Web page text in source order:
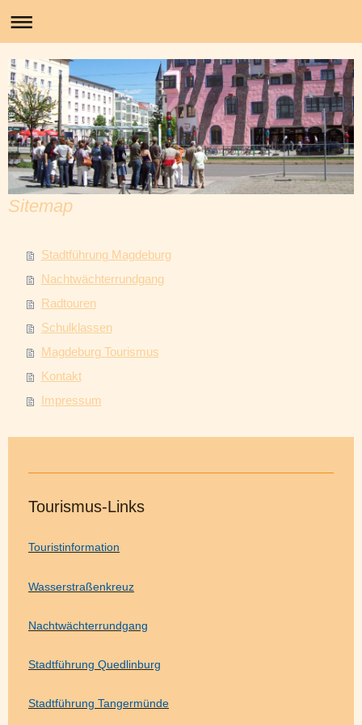
Sitemap
Stadtführung Magdeburg
Nachtwächterrundgang
Radtouren
Schulklassen
Magdeburg Tourismus
Kontakt
Impressum
Tourismus-Links
Touristinformation
Wasserstraßenkreuz
Nachtwächterrundgang
Stadtführung Quedlinburg
Stadtführung Tangermünde